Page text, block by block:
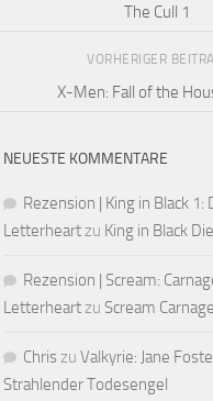
The Cull 1
VORHERIGER
X-Men: Fall of the
NEUESTE KOMMENTARE
Rezension | King in Black
Letterheartzu King in Black
Rezension | Scream:
Letterheartzu Scream
Chriszu Valkyrie: Jane
Strahlender Todesengel